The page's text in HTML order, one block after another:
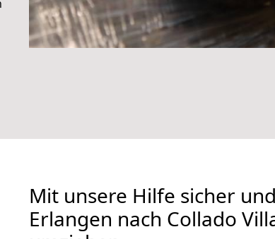
Mit unsere Hilfe sicher
Erlangen nach Collado